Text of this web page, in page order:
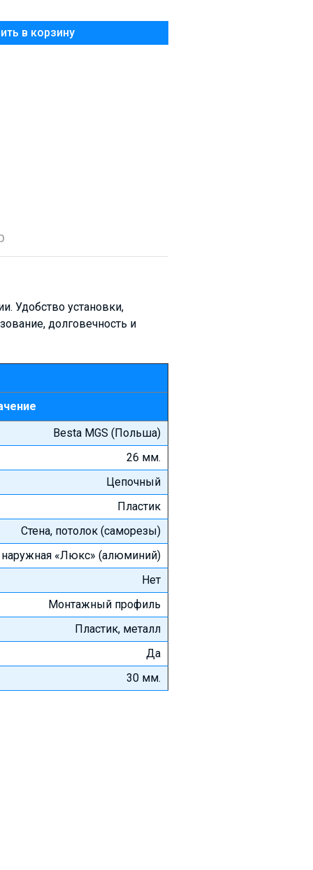
Добавить в корзину
Удобство установки,
долговечность и
Besta MGS (Польша)
26 мм.
Цепочный
Пластик
Стена, потолок (саморезы)
наружная «Люкс» (алюминий)
Нет
Монтажный профиль
Пластик, металл
Да
30 мм.